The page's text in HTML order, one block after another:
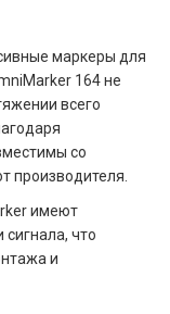
маркеры для
164 не
всего
со
производителя.
имеют
что
и